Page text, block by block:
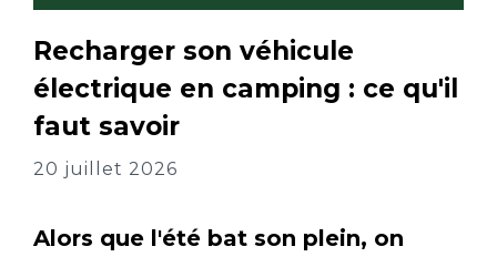
Recharger son véhicule
électrique en camping : ce qu'il
faut savoir
20 juillet 2026
Alors que l'été bat son plein, on